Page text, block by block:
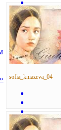
sofia_kniazeva_04